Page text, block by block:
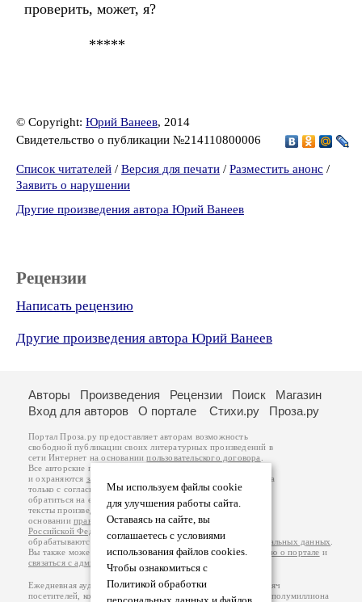
проверить, может, я?
*****
© Copyright: Юрий Ванеев, 2014
Свидетельство о публикации №214110800006
Список читателей / Версия для печати / Разместить анонс /
Заявить о нарушении
Другие произведения автора Юрий Ванеев
Рецензии
Написать рецензию
Другие произведения автора Юрий Ванеев
Мы используем файлы cookie
для улучшения работы сайта.
Оставаясь на сайте, вы
соглашаетесь с условиями
использования файлов cookies.
Чтобы ознакомиться с
Политикой обработки
Авторы Произведения Рецензии Поиск
Магазин
Вход для авторов
О портале Стихи.ру Проза.ру
Портал Проза.ру предоставляет авторам возможность
свободной публикации своих литературных произведений в
сети Интернет на основаниипользовательского договора
Все авторские права на произведения принадлежат авторам
и охраняются законом
. Перепечатка произведений возможна
только с согласия его автора, к которому вы можете
обратиться на его авторской странице. Ответственность за
тексты произведений авторы несут самостоятельно на
основанииправил публикацииизаконодательства
Российской Федерации
обрабатываются на основанииПолитики обработки персональных данных
Вы также можете посмотреть более подробнуюинформацию о портале и
связаться с администрацией
Ежедневная аудитория портала Проза.ру – порядка 100 тысяч
посетителей, которые в общей сумме просматривают более полумиллиона